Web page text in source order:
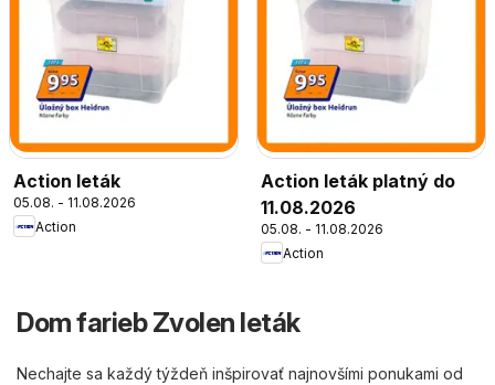
Action leták
05.08. - 11.08.2026
Action
Action leták platný do
11.08.2026
05.08. - 11.08.2026
Action
Dom farieb Zvolen leták
Nechajte sa každý týždeň inšpirovať najnovšími ponukami od